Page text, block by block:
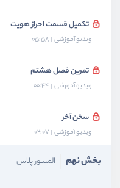
تکمیل قسمت احراز هویت
ویدیو آموزشی 05:58
تمرین فصل هشتم
ویدیو آموزشی 00:44
سخن آخر
ویدیو آموزشی 02:07
بخش نهم المنتور پلاس